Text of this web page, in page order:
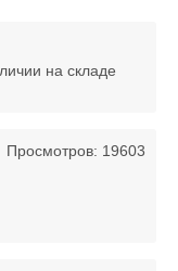
на складе
Просмотров: 19603